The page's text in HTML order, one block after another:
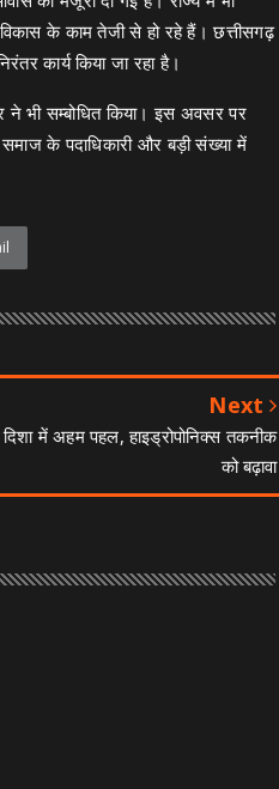
के काम तेजी से हो रहे हैं। छत्तीसगढ़
कार्य किया जा रहा है।
ने भी सम्बोधित किया। इस अवसर पर
के पदाधिकारी और बड़ी संख्या में
Next
में अहम पहल, हाइड्रोपोनिक्स तकनीक
को बढ़ावा